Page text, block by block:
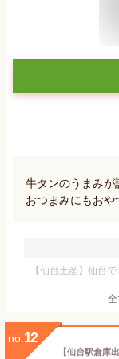
牛タンのうまみが
おつまみにもおや
【仙台土産】仙台
全
no. 12